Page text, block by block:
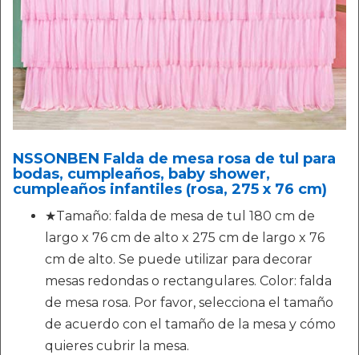
NSSONBEN Falda de mesa rosa de tul para
bodas, cumpleaños, baby shower,
cumpleaños infantiles (rosa, 275 x 76 cm)
★Tamaño: falda de mesa de tul 180 cm de
largo x 76 cm de alto x 275 cm de largo x 76
cm de alto. Se puede utilizar para decorar
mesas redondas o rectangulares. Color: falda
de mesa rosa. Por favor, selecciona el tamaño
de acuerdo con el tamaño de la mesa y cómo
quieres cubrir la mesa.